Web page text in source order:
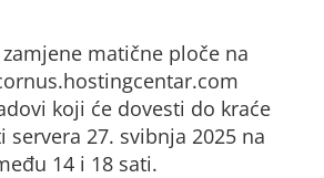
matične ploče na
koji će dovesti do kraće
servera 27. svibnja 2025 na
14 i 18 sati.